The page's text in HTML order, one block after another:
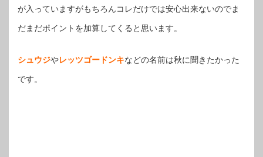
が入っていますがもちろんコレだけでは安心出来ないのでま
だまだポイントを加算してくると思います。
シュウジやレッツゴードンキなどの名前は秋に聞きたかった
です。